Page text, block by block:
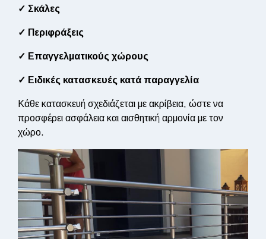
✓ Σκάλες
✓ Περιφράξεις
✓ Επαγγελματικούς χώρους
✓ Ειδικές κατασκευές κατά παραγγελία
Κάθε κατασκευή σχεδιάζεται με ακρίβεια, ώστε να
προσφέρει ασφάλεια και αισθητική αρμονία με τον
χώρο.